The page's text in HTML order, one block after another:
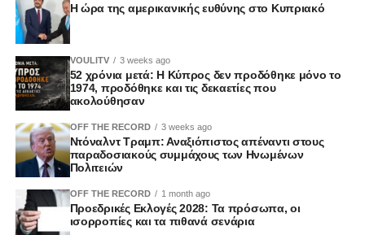
Η ώρα της αμερικανικής ευθύνης στο Κυπριακό
VOULITV 3 weeks ago
52 χρόνια μετά: Η Κύπρος δεν προδόθηκε μόνο το
1974, προδόθηκε και τις δεκαετίες που
ακολούθησαν
OFF THE RECORD 3 weeks ago
Ντόναλντ Τραμπ: Αναξιόπιστος απέναντι στους
παραδοσιακούς συμμάχους των Ηνωμένων
Πολιτειών
OFF THE RECORD 1 month ago
Προεδρικές Εκλογές 2028: Τα πρόσωπα, οι
ισορροπίες και τα πιθανά σενάρια